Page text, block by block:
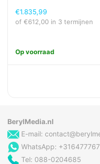
€1.835,99
of €612,00 in 3 termijnen
Op voorraad
BerylMedia.nl
E-mail:
WhatsApp:
Tel: 088-0204685